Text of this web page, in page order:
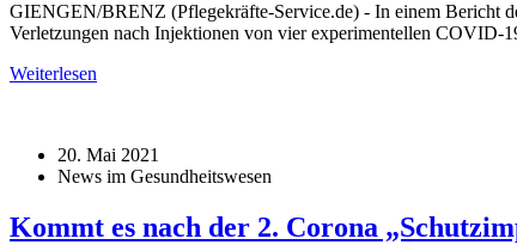
GIENGEN/BRENZ (Pflegekräfte-Service.de) - In einem Bericht
Verletzungen nach Injektionen von vier experimentellen COVID-
Weiterlesen
20. Mai 2021
News im Gesundheitswesen
Kommt es nach der 2. Corona